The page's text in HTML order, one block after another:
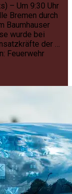
– Um 9:30 Uhr
Bremen durch
Baumhauser
wurde bei
der …
Feuerwehr